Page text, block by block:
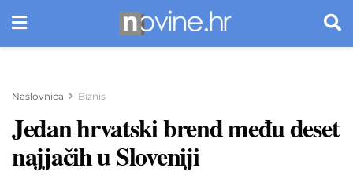
Naslovnica Biznis
Jedan hrvatski brend među deset
najjačih u Sloveniji